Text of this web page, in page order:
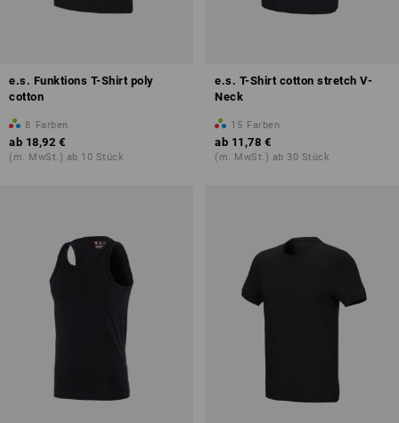
e.s. Funktions T-Shirt poly
cotton
8 Farben
ab 18,92 €
(m. MwSt.) ab 10 Stück
e.s. T-Shirt cotton stretch V-
Neck
15 Farben
ab 11,78 €
(m. MwSt.) ab 30 Stück